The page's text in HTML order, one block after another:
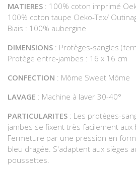
MATIERES : 100% coton imprimé
100% coton taupe Oeko-Tex/
Biais : 100% aubergine
DIMENSIONS : Protèges-sangles
Protège entre-jambes : 16 x 16 cm
CONFECTION : Môme Sweet Môme
LAVAGE : Machine à laver 30-40°
PARTICULARITES : Les protèges-
jambes se fixent très facilement aux
Fermeture par une pression en
bleu dragée. S'adaptent aux sièges
poussettes.